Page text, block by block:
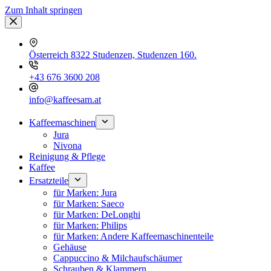
Zum Inhalt springen
Österreich 8322 Studenzen, Studenzen 160.
+43 676 3600 208
info@kaffeesam.at
Kaffeemaschinen
Jura
Nivona
Reinigung & Pflege
Kaffee
Ersatzteile
für Marken: Jura
für Marken: Saeco
für Marken: DeLonghi
für Marken: Philips
für Marken: Andere Kaffeemaschinenteile
Gehäuse
Cappuccino & Milchaufschäumer
Schrauben & Klammern